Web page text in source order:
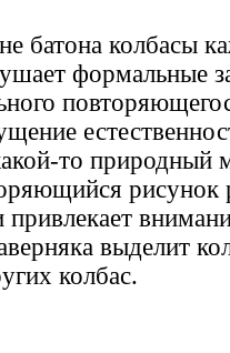
батона колбасы
формальные
то природный
рисунок
привлекает
выделит
колбас.